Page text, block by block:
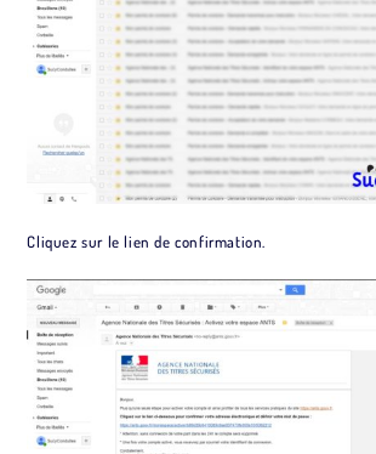
Cliquez sur le lien de confirmation.